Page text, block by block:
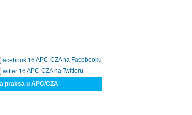
APC-CZA na Facebooku
APC-CZA na Twitteru
praksa u APC/CZA